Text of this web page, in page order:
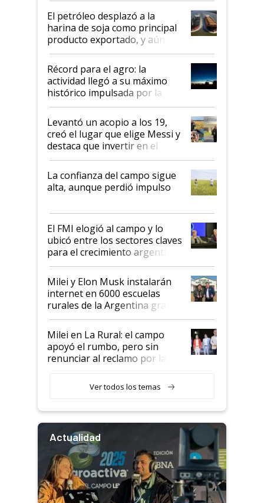
El petróleo desplazó a la
harina de soja como principal
producto exportado, y aún así
el agro aportó casi seis de cada
diez dólares y sostuvo el
liderazgo en un semestre
récord
Récord para el agro: la
actividad llegó a su máximo
histórico impulsada por la
cosecha y las exportaciones
Levantó un acopio a los 19,
creó el lugar que elige Messi y
destaca que invertir en el
kirchnerismo era como "darle
plata a un hijo para droga":
Juan Félix Rossetti, el libertario
que de una dura crisis salió
de Milei
La confianza del campo sigue
alta, aunque perdió impulso
El FMI elogió al campo y lo
ubicó entre los sectores claves
para el crecimiento argentino
Milei y Elon Musk instalarán
internet en 6000 escuelas
rurales de la Argentina gracias
a un acuerdo con Starlink
Milei en La Rural: el campo
apoyó el rumbo, pero sin
renunciar al reclamo por las
Ver todos los temas
Actualidad